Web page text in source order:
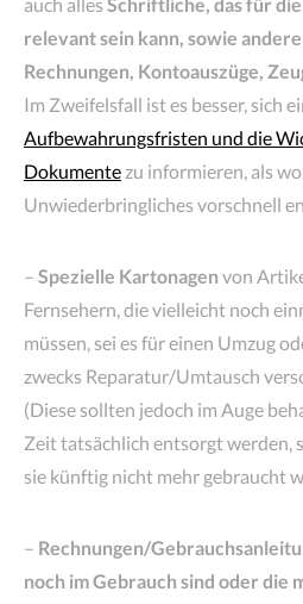
relevant sein kann, sowie
Rechnungen, Kontoauszüge,
Im Zweifelsfall ist es besser, sich
Aufbewahrungsfristen und die
Dokumente zu informieren, als
Unwiederbringliches vorschnell
– Spezielle Kartonagen von
Fernsehern, die vielleicht noch
müssen, sei es für einen Umzug
zwecks Reparatur/Umtausch
(Diese sollten jedoch im Auge
Zeit tatsächlich entsorgt werden,
sie künftig nicht mehr gebraucht
– Rechnungen/
noch im Gebrauch sind oder die